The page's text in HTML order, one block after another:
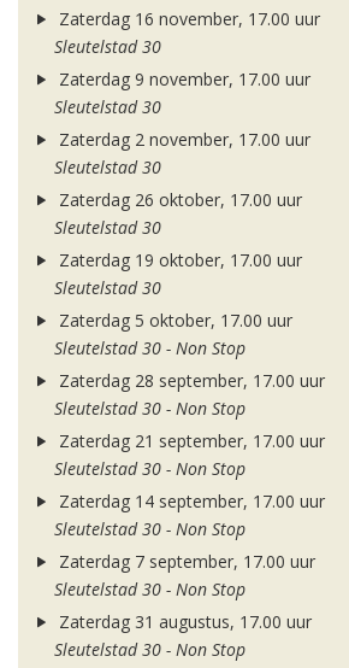
Zaterdag 16 november, 17.00 uur
Sleutelstad 30
Zaterdag 9 november, 17.00 uur
Sleutelstad 30
Zaterdag 2 november, 17.00 uur
Sleutelstad 30
Zaterdag 26 oktober, 17.00 uur
Sleutelstad 30
Zaterdag 19 oktober, 17.00 uur
Sleutelstad 30
Zaterdag 5 oktober, 17.00 uur
Sleutelstad 30 - Non Stop
Zaterdag 28 september, 17.00 uur
Sleutelstad 30 - Non Stop
Zaterdag 21 september, 17.00 uur
Sleutelstad 30 - Non Stop
Zaterdag 14 september, 17.00 uur
Sleutelstad 30 - Non Stop
Zaterdag 7 september, 17.00 uur
Sleutelstad 30 - Non Stop
Zaterdag 31 augustus, 17.00 uur
Sleutelstad 30 - Non Stop